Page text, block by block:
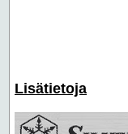
Lisätietoja